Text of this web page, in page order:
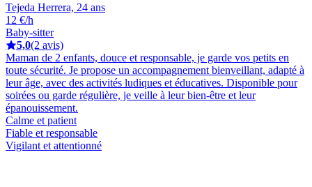
Tejeda Herrera, 24 ans
12 €/h
Baby-sitter
5,0(2 avis)
Maman de 2 enfants, douce et responsable, je garde vos petits en
toute sécurité. Je propose un accompagnement bienveillant, adapté à
leur âge, avec des activités ludiques et éducatives. Disponible pour
soirées ou garde régulière, je veille à leur bien-être et leur
épanouissement.
Calme et patient
Fiable et responsable
Vigilant et attentionné